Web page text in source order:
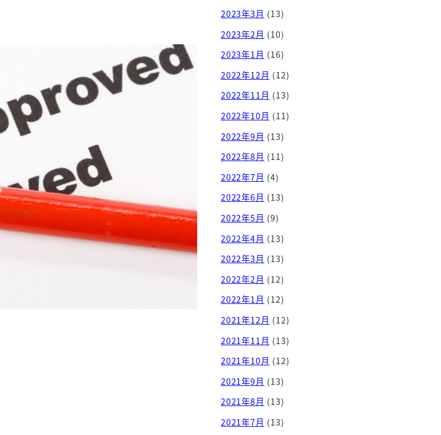
2023年3月 (13)
2023年2月 (10)
2023年1月 (16)
2022年12月 (12)
2022年11月 (13)
2022年10月 (11)
2022年9月 (13)
2022年8月 (11)
2022年7月 (4)
2022年6月 (13)
2022年5月 (9)
2022年4月 (13)
2022年3月 (13)
2022年2月 (12)
2022年1月 (12)
2021年12月 (12)
2021年11月 (13)
2021年10月 (12)
2021年9月 (13)
2021年8月 (13)
2021年7月 (13)